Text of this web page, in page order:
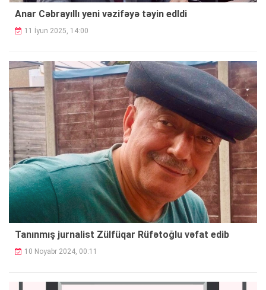
Anar Cəbrayıllı yeni vəzifəyə təyin edldi
11 İyun 2025, 14:00
Tanınmış jurnalist Zülfüqar Rüfətoğlu vəfat edib
10 Noyabr 2024, 00:11